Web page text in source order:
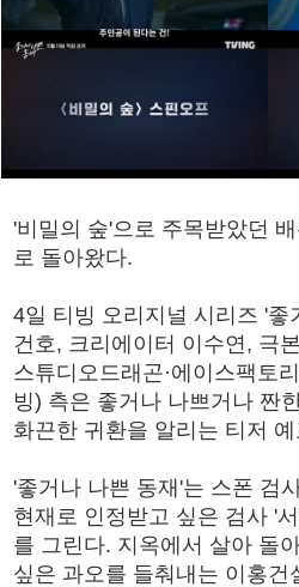
'비밀의 숲'으로 주목받았던
로 돌아왔다.
4일 티빙 오리지널 시리즈 '좋
건호, 크리에이터 이수연, 극
스튜디오드래곤·에이스팩토
빙) 측은 좋거나 나쁘거나 짠
화끈한 귀환을 알리는 티저
'좋거나 나쁜 동재'는 스폰 검
현재로 인정받고 싶은 검사 '
를 그린다. 지옥에서 살아 돌
싶은 과오를 들춰내는 이홍건